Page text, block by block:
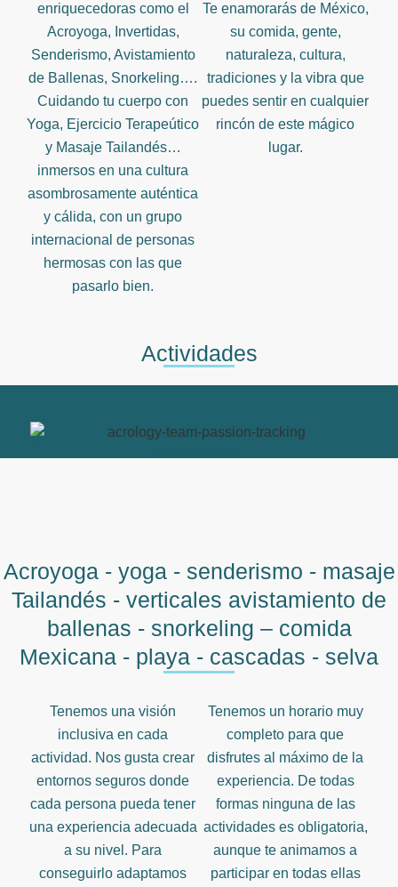
enriquecedoras como el
Acroyoga, Invertidas,
Senderismo, Avistamiento
de Ballenas, Snorkeling….
Cuidando tu cuerpo con
Yoga, Ejercicio Terapeútico
y Masaje Tailandés…
inmersos en una cultura
asombrosamente auténtica
y cálida, con un grupo
internacional de personas
hermosas con las que
pasarlo bien.
Te enamorarás de México,
su comida, gente,
naturaleza, cultura,
tradiciones y la vibra que
puedes sentir en cualquier
rincón de este mágico
lugar.
Actividades
Acroyoga - yoga - senderismo - masaje
Tailandés - verticales avistamiento de
ballenas - snorkeling – comida
Mexicana - playa - cascadas - selva
Tenemos una visión
inclusiva en cada
actividad. Nos gusta crear
entornos seguros donde
cada persona pueda tener
una experiencia adecuada
a su nivel. Para
conseguirlo adaptamos
Tenemos un horario muy
completo para que
disfrutes al máximo de la
experiencia. De todas
formas ninguna de las
actividades es obligatoria,
aunque te animamos a
participar en todas ellas